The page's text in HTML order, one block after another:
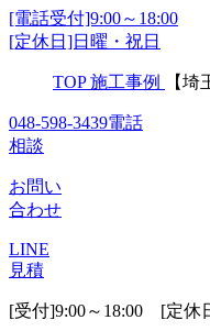
[電話受付]9:00～18:00
[定休日]日曜・祝日
TOP 施工事例 【
048-598-3439電話
相談
お問い
合わせ
LINE
見積
[受付]9:00～18:00 [定休